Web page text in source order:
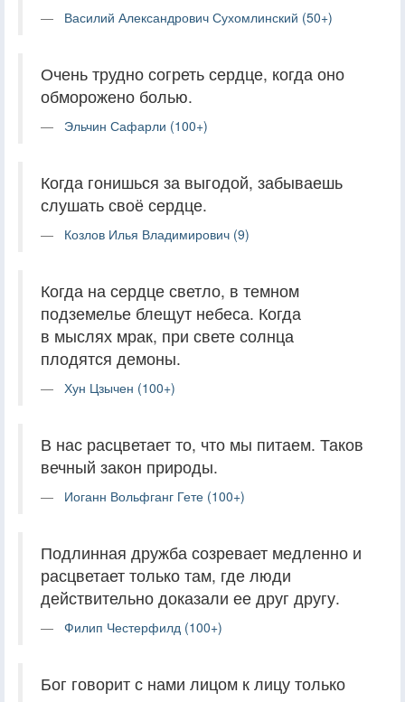
Василий Александрович Сухомлинский (50+)
Очень трудно согреть сердце, когда оно
обморожено болью.
Эльчин Сафарли (100+)
Когда гонишься за выгодой, забываешь
слушать своё сердце.
Козлов Илья Владимирович (9)
Когда на сердце светло, в темном
подземелье блещут небеса. Когда
в мыслях мрак, при свете солнца
плодятся демоны.
Хун Цзычен (100+)
В нас расцветает то, что мы питаем. Таков
вечный закон природы.
Иоганн Вольфганг Гете (100+)
Подлинная дружба созревает медленно и
расцветает только там, где люди
действительно доказали ее друг другу.
Филип Честерфилд (100+)
Бог говорит с нами лицом к лицу только